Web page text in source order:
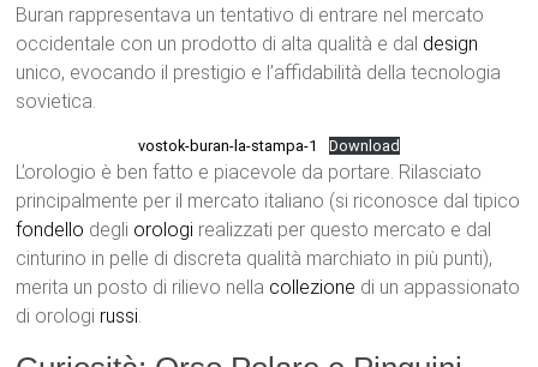
Buran rappresentava un tentativo di entrare nel mercato
occidentale con un prodotto di alta qualità e dal design
unico, evocando il prestigio e l’affidabilità della tecnologia
sovietica.
vostok-buran-la-stampa-1 Download
L’orologio è ben fatto e piacevole da portare. Rilasciato
principalmente per il mercato italiano (si riconosce dal tipico
fondello degli orologi realizzati per questo mercato e dal
cinturino in pelle di discreta qualità marchiato in più punti),
merita un posto di rilievo nella collezione di un appassionato
di orologi russi.